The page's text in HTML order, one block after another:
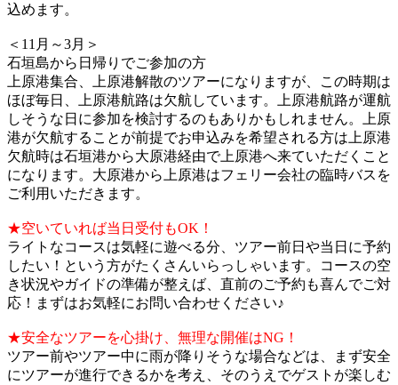
込めます。
＜11月～3月＞
石垣島から日帰りでご参加の方
上原港集合、上原港解散のツアーになりますが、この時期は
ほぼ毎日、上原港航路は欠航しています。上原港航路が運航
しそうな日に参加を検討するのもありかもしれません。上原
港が欠航することが前提でお申込みを希望される方は上原港
欠航時は石垣港から大原港経由で上原港へ来ていただくこと
になります。大原港から上原港はフェリー会社の臨時バスを
ご利用いただきます。
★空いていれば当日受付もOK！
ライトなコースは気軽に遊べる分、ツアー前日や当日に予約
したい！という方がたくさんいらっしゃいます。コースの空
き状況やガイドの準備が整えば、直前のご予約も喜んでご対
応！まずはお気軽にお問い合わせください♪
★安全なツアーを心掛け、無理な開催はNG！
ツアー前やツアー中に雨が降りそうな場合などは、まず安全
にツアーが進行できるかを考え、そのうえでゲストが楽しむ